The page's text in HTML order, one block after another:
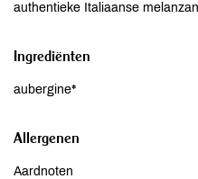
authentieke Italiaanse
Ingrediënten
aubergine*
Allergenen
Aardnoten